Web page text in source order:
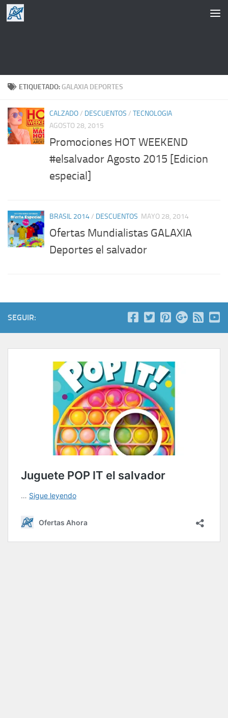
Saltar al contenido
ETIQUETADO: GALAXIA DEPORTES
CALZADO/ DESCUENTOS / TECNOLOGIA
AGOSTO 28, 2015
Promociones HOT WEEKEND
#elsalvador Agosto 2015 [Edicion
especial]
BRASIL 2014/ DESCUENTOS MAYO 28, 2014
Ofertas Mundialistas GALAXIA
Deportes el salvador
SEGUIR: